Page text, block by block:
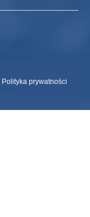
Polityka prywatności